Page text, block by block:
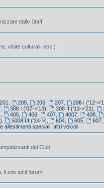
dallo Staff
visite culturali, ecc.)
201 205, 206, 207, 208 I ('12-
308 I ('07->'13) 308 II ('13->'21)
405 406 407, 4007, 408,
5008 III ('24->) 604 605 607
allestimenti speciali, altri veicoli
del Club
il sito ed il forum